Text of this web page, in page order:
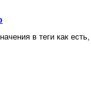
в теги как